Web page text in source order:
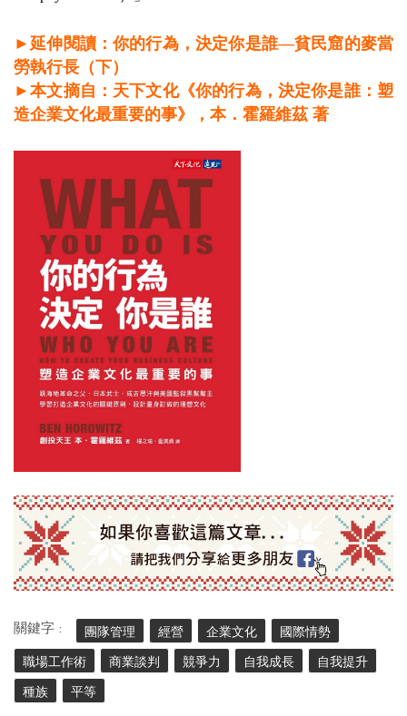
►延伸閱讀：你的行為，決定你是誰—貧民窟的麥當
勞執行長（下）
►本文摘自：天下文化《你的行為，決定你是誰：塑
造企業文化最重要的事》，本．霍羅維茲 著
關鍵字 : 團隊管理 經營 企業文化 國際情勢
職場工作術 商業談判 競爭力 自我成長 自我提升
種族 平等